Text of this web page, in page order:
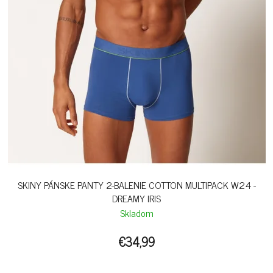
SKINY PÁNSKE PANTY 2-BALENIE COTTON MULTIPACK W24 -
DREAMY IRIS
Skladom
€34,99